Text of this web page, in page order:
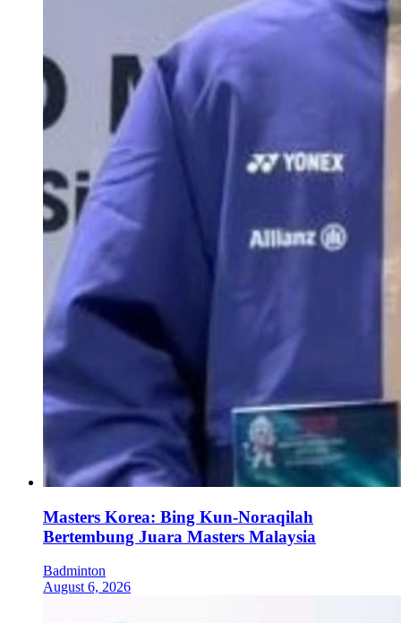
Masters Korea: Bing Kun-Noraqilah
Bertembung Juara Masters Malaysia
Badminton
August 6, 2026